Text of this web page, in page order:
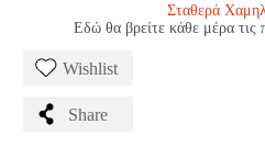
Σταθερά
Εδώ θα βρείτε κάθε μέρα τις
Wishlist
Share